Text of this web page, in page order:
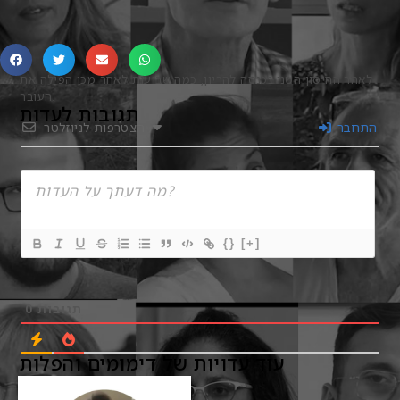
לאחר החיסון השני נכנסה להריון, כמה שבועות לאחר מכן הפילה את
העובר.
תגובות לעדות
הצטרפות לניוזלטר התחבר
{} [+]
0 תגובות
עוד עדויות של דימומים והפלות